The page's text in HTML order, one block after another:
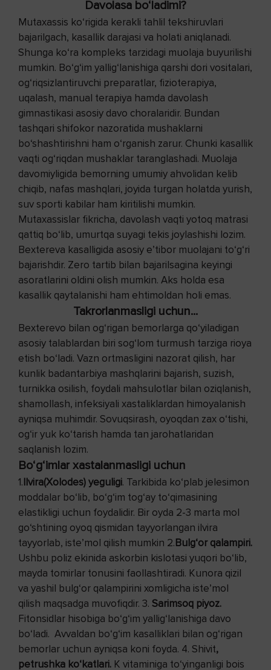
Davolasa bo‘ladimi?
Mutaxassis ko‘rigida kerakli tahlil tekshiruvlari
bajarilgach, kasallik darajasi va holati aniqlanadi.
Shunga ko‘ra kompleks tarzidagi muolaja buyurilishi
mumkin. Bo‘g‘im yallig‘lanishiga qarshi dori vositalari,
og‘riqsizlantiruvchi preparatlar, fizioterapiya,
uqalash, manual terapiya hamda davolash
gimnastikasi asosiy davo choralaridir. Bundan
tashqari shifokor nazoratida mushaklarni
bo‘shashtirishni ham o‘rganish zarur. Chunki kasallik
vaqti og‘riqdan mushaklar taranglashadi. Muolaja
davomiyligida bemorning umumiy ahvolidan kelib
chiqib, nafas mashqlari, joyida turgan holatda yurish,
suv sporti kabilar ham kiritilishi mumkin.
Mutaxassislar fikricha, davolash vaqti yotoq matrasi
qattiq bo‘lib, umurtqa suyagi tekis joylashishi lozim.
Bextereva kasalligida asosiy e’tibor muolajani to‘g‘ri
bajarishdir. Zero tartib bilan bajarilsagina keyingi
asoratlarini oldini olish mumkin. Aks holda esa
kasallik qaytalanishi ham ehtimoldan holi emas.
Takrorlanmasligi uchun...
Bexterevo bilan og‘rigan bemorlarga qo‘yiladigan
asosiy talablardan biri sog‘lom turmush tarziga rioya
etish bo‘ladi. Vazn ortmasligini nazorat qilish, har
kunlik badantarbiya mashqlarini bajarish, suzish,
turnikka osilish, foydali mahsulotlar bilan oziqlanish,
shamollash, infeksiyali xastaliklardan himoyalanish
ayniqsa muhimdir. Sovuqsirash, oyoqdan zax o‘tishi,
og‘ir yuk ko‘tarish hamda tan jarohatlaridan
saqlanish lozim.
Bo‘g‘imlar xastalanmasligi uchun
1.Ilvira(Xolodes) yeguligi. Tarkibida ko‘plab jelesimon
moddalar bo‘lib, bo‘g‘im tog‘ay to‘qimasining
elastikligi uchun foydalidir. Bir oyda 2-3 marta mol
go‘shtining oyoq qismidan tayyorlangan ilvira
tayyorlab, iste’mol qilish mumkin 2.Bulg‘or qalampiri.
Ushbu poliz ekinida askorbin kislotasi yuqori bo‘lib,
mayda tomirlar tonusini faollashtiradi. Kunora qizil
va yashil bulg‘or qalampirini xomligicha iste’mol
qilish maqsadga muvofiqdir. 3. Sarimsoq piyoz.
Fitonsidlar hisobiga bo‘g‘im yallig‘lanishiga davo
bo‘ladi. Avvaldan bo‘g‘im kasalliklari bilan og‘rigan
bemorlar uchun ayniqsa koni foyda. 4. Shivit,
petrushka ko‘katlari. K vitaminiga to‘yinganligi bois